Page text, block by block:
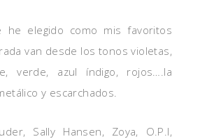
he elegido como mis favoritos
van desde los tonos violetas,
verde, azul índigo, rojos….la
y escarchados.
Sally Hansen, Zoya, O.P.I,